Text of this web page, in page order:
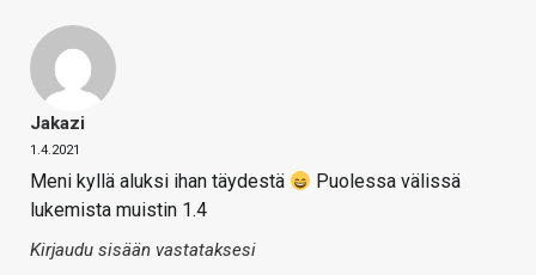
Jakazi
1.4.2021
Meni kyllä aluksi ihan täydestä
Puolessa välissä
lukemista muistin 1.4
Kirjaudu sisään vastataksesi